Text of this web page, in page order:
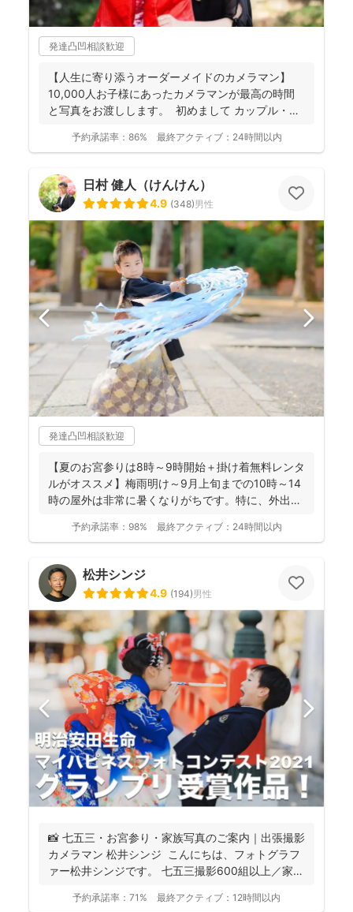
発達凸凹相談歓迎
【人生に寄り添うオーダーメイドのカメラマン】
10,000人お子様にあったカメラマンが最高の時間
と写真をお渡しします。 初めまして カップル・
予約承諾率： 86% 最終アクティブ： 24時間以内
日村 健人（けんけん）
4.9 (348)男性
発達凸凹相談歓迎
【夏のお宮参りは8時～9時開始＋掛け着無料レンタ
ルがオススメ】梅雨明け～9月上旬までの10時～14
時の屋外は非常に暑くなりがちです。特に、外出に
予約承諾率： 98% 最終アクティブ： 24時間以内
松井シンジ
4.9 (194)男性
📸 七五三・お宮参り・家族写真のご案内｜出張撮影
カメラマン 松井シンジ こんにちは、フォトグラフ
ァー松井シンジです。 七五三撮影600組以上／家
予約承諾率： 71% 最終アクティブ： 12時間以内